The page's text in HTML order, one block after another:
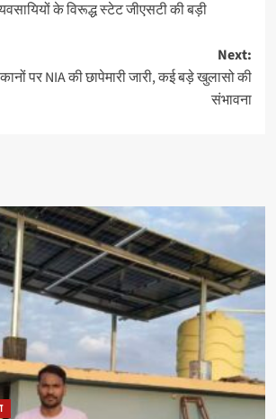
के विरूद्ध स्टेट जीएसटी की बड़ी
Next:
पर NIA की छापेमारी जारी, कई बड़े खुलासो की
संभावना